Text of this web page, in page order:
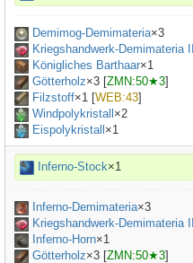
Demimog-Demimateria×3
Kriegshandwerk-Demimateria III
Königliches Barthaar×1
Götterholz×3 [ZMN:50★3]
Filzstoff×1 [WEB:43]
Windpolykristall ×2
Eispolykristall ×1
Inferno-Stock×1
Inferno-Demimateria×3
Kriegshandwerk-Demimateria III
Inferno-Horn×1
Götterholz×3 [ZMN:50★3]